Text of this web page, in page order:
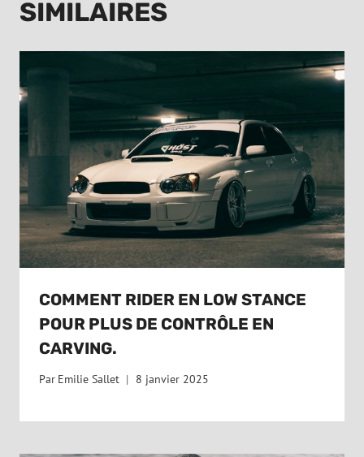
SIMILAIRES
COMMENT RIDER EN LOW STANCE
POUR PLUS DE CONTRÔLE EN
CARVING.
Par Emilie Sallet 8 janvier 2025